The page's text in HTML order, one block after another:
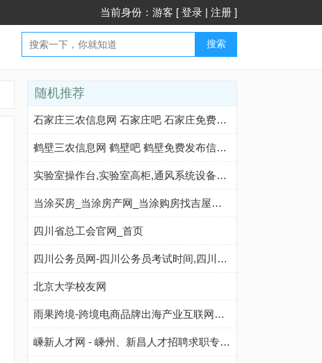
当前身份：游客 [ 登录 | 注册 ]
搜索
随机推荐
石家庄三农信息网 石家庄吧 石家庄免费发布信息网- 本地 免费 高效
鹤壁三农信息网 鹤壁吧 鹤壁免费发布信息网- 本地 免费 高效
实验室操作台,实验室高柜,通风系统设备_云南金普森实验设备有限公司 - 八方资源网
当涂买房_当涂房产网_当涂购房找吉屋网 - 当涂吉屋网
四川省总工会官网_首页
四川公务员网-四川公务员考试时间,四川公务员考试报名,四川公务员考试科目,四川公务员考试真题,四川公务员考试职位表,四川公务员考试成绩查询
北京大学校友网
雨果跨境-跨境电商品牌出海产业互联网平台
嵊新人才网 - 嵊州、新昌人才招聘求职专业平台，嵊州新昌找工作，就选嵊新人才网